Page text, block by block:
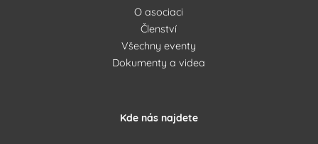
O asociaci
Členství
Všechny eventy
Dokumenty a videa
Kde nás najdete